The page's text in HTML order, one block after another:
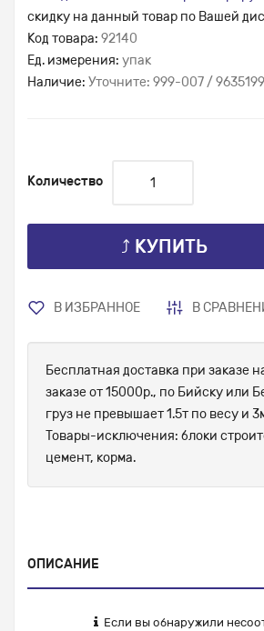
скидку на данный товар по Вашей
Код товара: 92140
Ед. измерения: упак
Наличие: Уточните: 999-007 /
Количество
⤴ КУПИТЬ
В ИЗБРАННОЕ В
Бесплатная доставка при заказе
заказе от 15000р., по Бийску или
груз не превышает 1.5т по весу и
Товары-исключения: блоки
цемент, корма.
ОПИСАНИЕ
Если вы обнаружили